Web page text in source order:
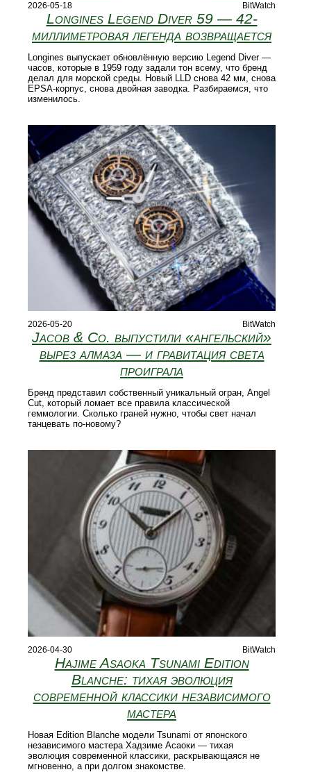
2026-05-18 BitWatch
Longines Legend Diver 59 — 42-
миллиметровая легенда возвращается
Longines выпускает обновлённую версию Legend Diver —
часов, которые в 1959 году задали тон всему, что бренд
делал для морской среды. Новый LLD снова 42 мм, снова
EPSA-корпус, снова двойная заводка. Разбираемся, что
изменилось.
2026-05-20 BitWatch
Jacob & Co. выпустили «ангельский»
вырез алмаза — и гравитация света
проиграла
Бренд представил собственный уникальный огран, Angel
Cut, который ломает все правила классической
геммологии. Сколько граней нужно, чтобы свет начал
танцевать по-новому?
2026-04-30 BitWatch
Hajime Asaoka Tsunami Edition
Blanche: тихая эволюция
современной классики независимого
мастера
Новая Edition Blanche модели Tsunami от японского
независимого мастера Хадзиме Асаоки — тихая
эволюция современной классики, раскрывающаяся не
мгновенно, а при долгом знакомстве.